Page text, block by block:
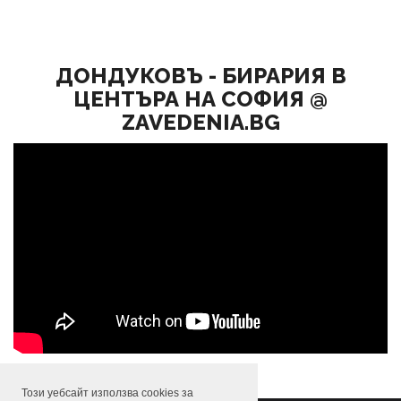
Този уебсайт използва cookies за
ДОНДУКОВЪ - БИРАРИЯ В
ЦЕНТЪРА НА СОФИЯ @
ZAVEDENIA.BG